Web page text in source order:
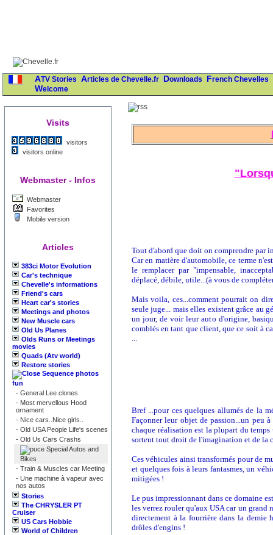
ATV Stories Articles de Chevelle.fr Downloads
French Chevelles
Welcome
Visits
visitors
visitors online
Webmaster - Infos
Webmaster
Favorites
Mobile version
Articles
383ci Motor Evolution
Car's technique
Chevelle's informations
Friend's cars
Heart car's stories
Meetings and photos
New Muscle cars
Old Us Planes
Olds Runs or Meetings
movies
Quads (Atv world)
Restore stories
Sequence photos
fun
- General Lee clones
- Most mervellous Hood
ornament
- Nice cars..Nice girls..
- Old USA People Life's scenes
- Old Us Cars Crashs
Special Autos and
Bikes
- Train & Muscles car Meeting
- Une machine à vapeur avec
nos autos
Stories
The CHRYSLER PT
Cruiser
US Cars Hobbie
World of Children
Tout d'abord que doit on comprendre par
Car en matière d'automobile, ce terme
le remplacer par "impensable,
déplacé, débile, utile...(à vous de
Mais voila, ces...comment pourrait on
seule juge... mais elles existent grâce au
un jour, de voir leur auto d'origine,
comblés en tant que client, que ce soit à
...
Bref ...pour ces quelques allumés de la
Façonner leur objet de passion...un peu
chaque réalisation est la plupart du
sortent tout droit de l'imagination et de la
Ces véhicules ainsi transformés pour de
et quelques fois à leurs fantasmes, un
mitigées !
Le pus impressionnant dans ce domaine
les verrez rouler qu'aux USA car un grand
directement à la fourrière dans la demie
drôles d'engins !